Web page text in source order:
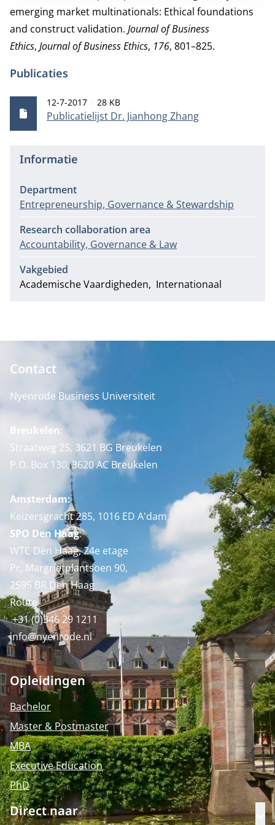
emerging market multinationals: Ethical foundations
and construct validation. Journal of Business
Ethics, Journal of Business Ethics, 176, 801–825.
Publicaties
Publicatielijst Dr. Jianhong Zhang
Publicatiedatum
12-7-2017 Bestandsgrootte
28 KB
Informatie
Department
Entrepreneurship, Governance & Stewardship
Research collaboration area
Accountability, Governance & Law
Vakgebied
Academische Vaardigheden
Internationaal
Contact
Nyenrode Business Universiteit
Breukelen:
Straatweg 25, 3621 BG Breukelen
P.O. Box 130, 3620 AC Breukelen
Amsterdam:
Keizersgracht 285, 1016 ED A'dam
SPO Den Haag:
WTC Den Haag, 24e etage
Pr. Margrietplantsoen 90,
2595 BR Den Haag
Route
+31 (0)346 29 1211
info@nyenrode.nl
Opleidingen
Bachelor
Master & Postmaster
MBA
Executive Education
PhD
Direct naar